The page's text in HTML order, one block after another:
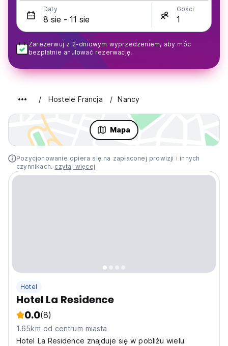
Daty Gości
Zarezerwuj z 2-dniowym wyprzedzeniem, aby móc
bezpłatnie anulować rezerwację.
Hostele Francja Nancy
Mapa
Pozycjonowanie opiera się na zapłaconej prowizji i innych
czynnikach. czytaj więcej
Hotel
Hotel La Residence
0.0(8)
1.65km od centrum miasta
Hotel La Residence znajduje się w pobliżu wielu